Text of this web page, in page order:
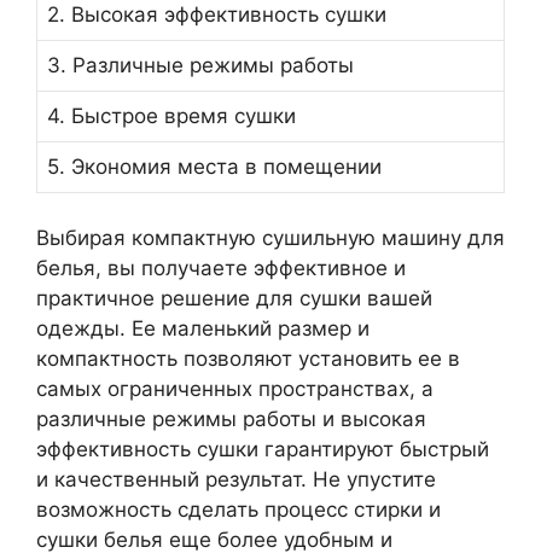
2. Высокая эффективность сушки
3. Различные режимы работы
4. Быстрое время сушки
5. Экономия места в помещении
Выбирая компактную сушильную машину для
белья, вы получаете эффективное и
практичное решение для сушки вашей
одежды. Ее маленький размер и
компактность позволяют установить ее в
самых ограниченных пространствах, а
различные режимы работы и высокая
эффективность сушки гарантируют быстрый
и качественный результат. Не упустите
возможность сделать процесс стирки и
сушки белья еще более удобным и